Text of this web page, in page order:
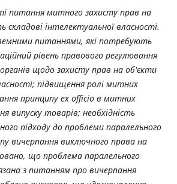
питання митного захисту прав на
інтелектуальної власності.
питаннями, які потребують
рівень правового регулювання
щодо захисту прав на об'єкти
підвищення ролі митних
принципу ex officio в митних
випуску товарів; необхідність
підходу до проблеми паралельного
вичерпання виключного права на
що проблема паралельного
з питанням про вичерпання